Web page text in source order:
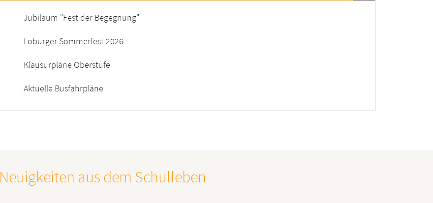
Jubiläum "Fest der Begegnung"
Loburger Sommerfest 2026
Klausurpläne Oberstufe
Aktuelle Busfahrpläne
Neuigkeiten aus dem Schulleben